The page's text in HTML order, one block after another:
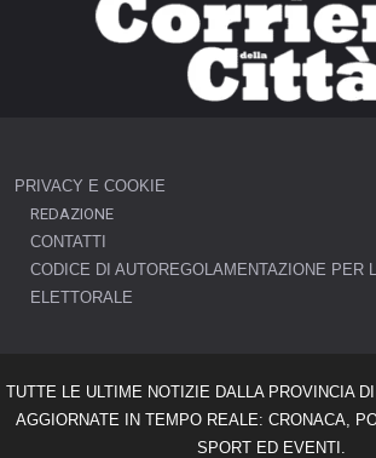
PRIVACY E COOKIE
REDAZIONE
CONTATTI
CODICE DI AUTOREGOLAMENTAZIONE PER
ELETTORALE
TUTTE LE ULTIME NOTIZIE DALLA PROVINCIA
AGGIORNATE IN TEMPO REALE: CRONACA,
SPORT ED EVENTI.